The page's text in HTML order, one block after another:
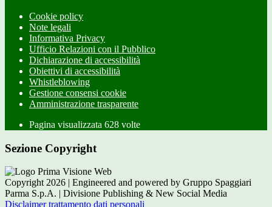
Cookie policy
Note legali
Informativa Privacy
Ufficio Relazioni con il Pubblico
Dichiarazione di accessibilità
Obiettivi di accessibilità
Whistleblowing
Gestione consensi cookie
Amministrazione trasparente
Pagina visualizzata 628 volte
Sezione Copyright
Copyright 2026 | Engineered and powered by Gruppo Spaggiari
Parma S.p.A. | Divisione Publishing & New Social Media
Disclaimer trattamento dati personali